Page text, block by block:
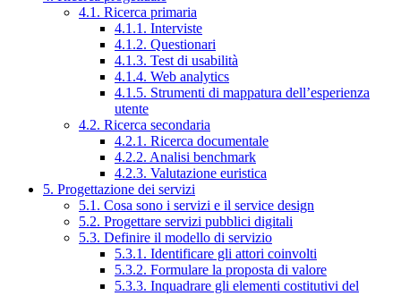
4.1. Ricerca primaria
4.1.1. Interviste
4.1.2. Questionari
4.1.3. Test di usabilità
4.1.4. Web analytics
4.1.5. Strumenti di mappatura dell’esperienza
utente
4.2. Ricerca secondaria
4.2.1. Ricerca documentale
4.2.2. Analisi benchmark
4.2.3. Valutazione euristica
5. Progettazione dei servizi
5.1. Cosa sono i servizi e il service design
5.2. Progettare servizi pubblici digitali
5.3. Definire il modello di servizio
5.3.1. Identificare gli attori coinvolti
5.3.2. Formulare la proposta di valore
5.3.3. Inquadrare gli elementi costitutivi del